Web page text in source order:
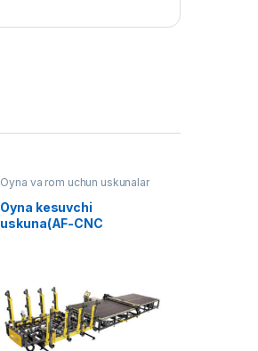
Oyna va rom uchun uskunalar
Oyna kesuvchi
uskuna(AF-CNC